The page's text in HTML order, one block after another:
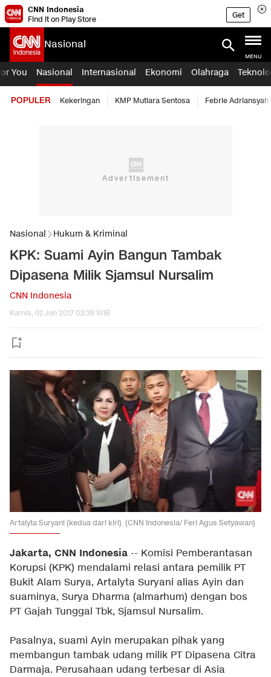
CNN Indonesia
Find it on Play Store
Get
Nasional
MENU
You Nasional Internasional Ekonomi Olahraga
POPULER Kekeringan KMP Mutiara Sentosa Febrie Adriansyah
Nasional Hukum & Kriminal
KPK: Suami Ayin Bangun Tambak
Dipasena Milik Sjamsul Nursalim
CNN Indonesia
Kamis, 01 Jun 2017 03:39 WIB
Artalyta Suryani (kedua dari kiri). (CNN Indonesia/ Feri Agus Setyawan)
Jakarta, CNN Indonesia -- Komisi Pemberantasan
Korupsi (KPK) mendalami relasi antara pemilik PT
Bukit Alam Surya, Artalyta Suryani alias Ayin dan
suaminya, Surya Dharma (almarhum) dengan bos
PT Gajah Tunggal Tbk, Sjamsul Nursalim.
Pasalnya, suami Ayin merupakan pihak yang
membangun tambak udang milik PT Dipasena Citra
Darmaja. Perusahaan udang terbesar di Asia